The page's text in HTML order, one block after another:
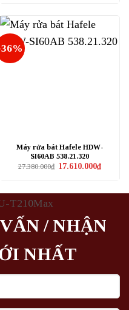
Máy rửa bát Hafele HDW-
SI60AB 538.21.320
27.380.000₫ Giá
17.610.000₫Giá
hiện
/ NHẬN
NHẤT